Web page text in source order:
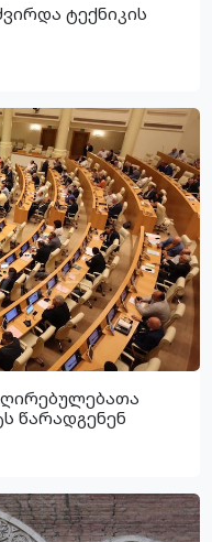
ტექნიკის
წარადგენენ